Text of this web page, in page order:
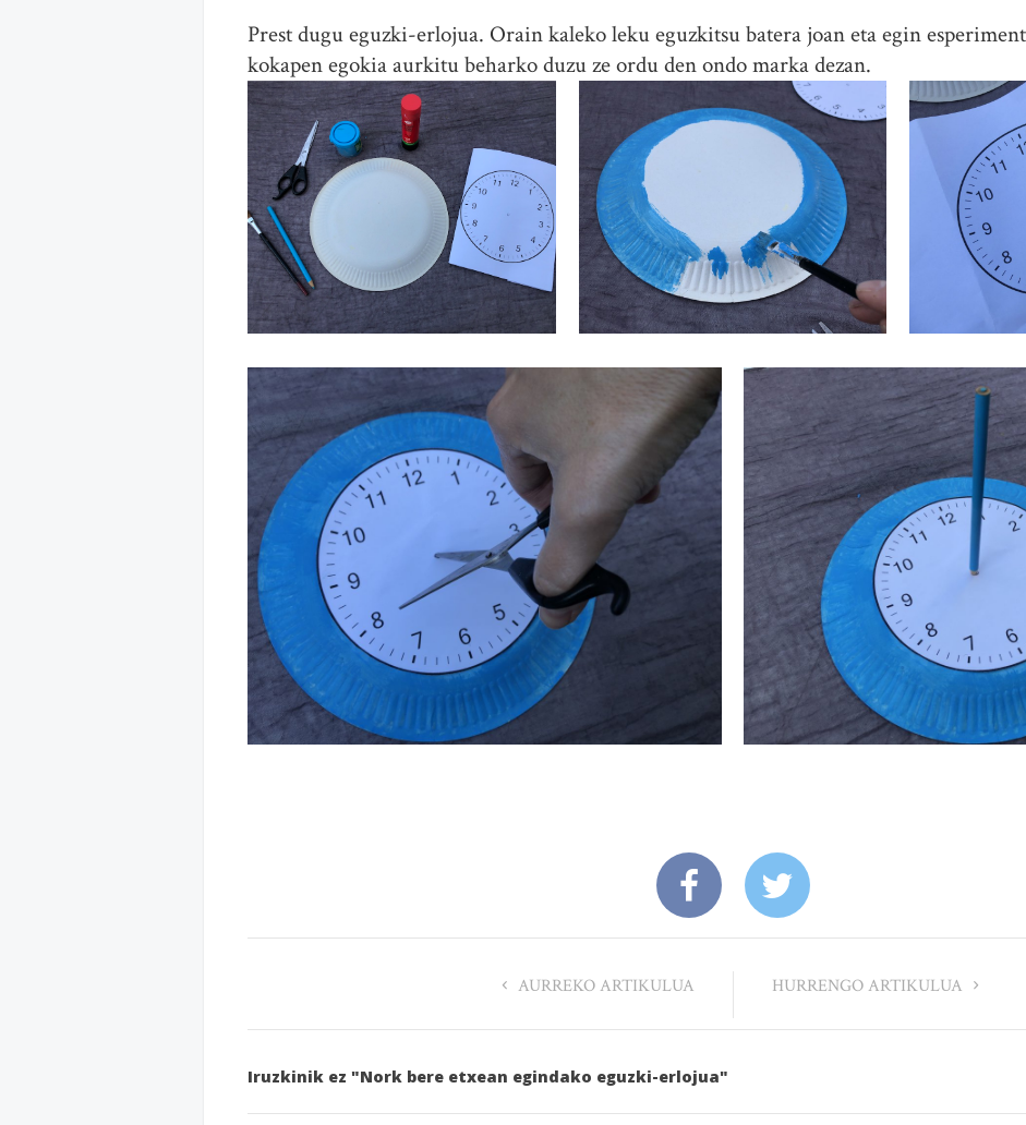
Prest dugu eguzki-erlojua. Orain kaleko leku eguzkitsu batera joan eta egin
kokapen egokia aurkitu beharko duzu ze ordu den ondo marka dezan.
AURREKO ARTIKULUA HURRENGO ARTIKULUA
Iruzkinik ez "Nork bere etxean egindako eguzki-erlojua"